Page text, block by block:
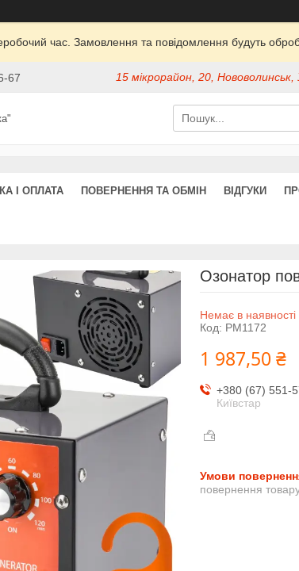
час. Замовлення та повідомлення будуть
67 15 мікрорайон, 20, Нововолинськ,
І ОПЛАТА ПОВЕРНЕННЯ ТА ОБМІН ВІДГУКИ
Озонатор
Немає в наявності
Код: PM1172
1 987,50 ₴
+380 (67) 551-
Київстар
повернення